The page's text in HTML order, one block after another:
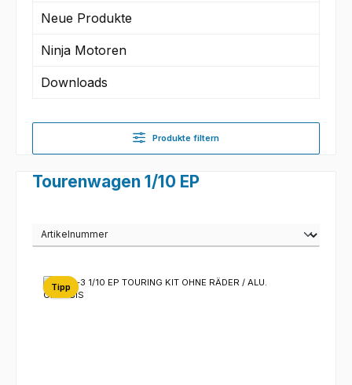
Neue Produkte
Ninja Motoren
Downloads
Produkte filtern
Tourenwagen 1/10 EP
Tipp